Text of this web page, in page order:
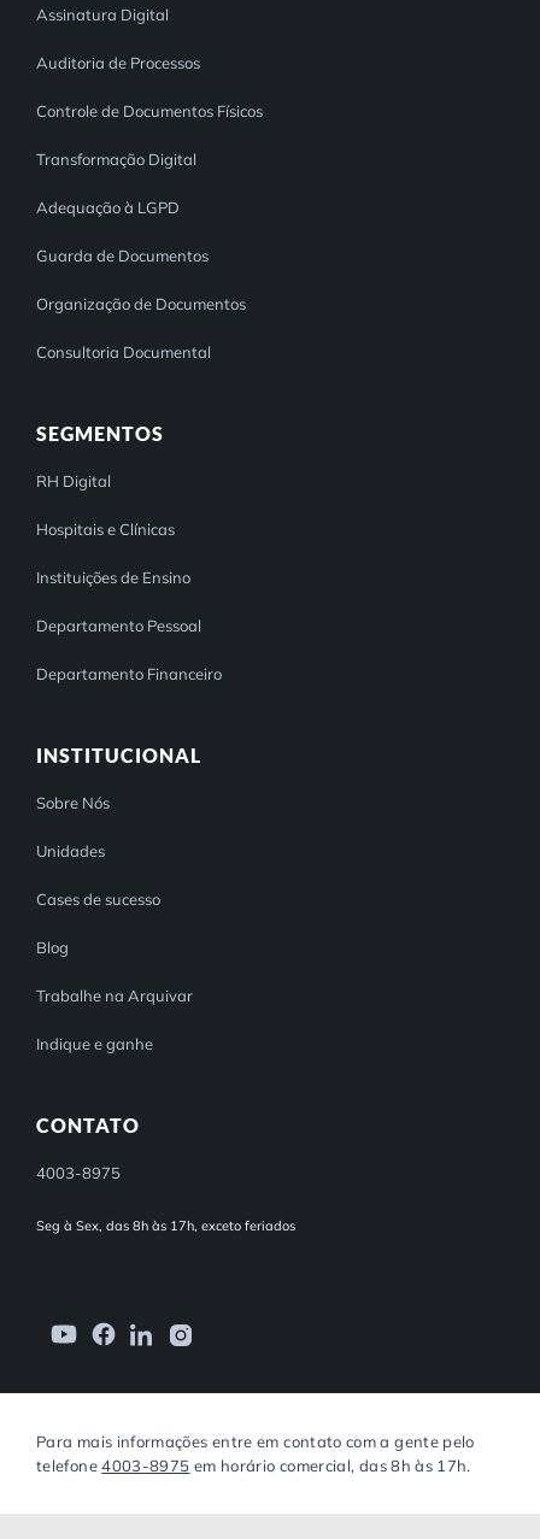
Assinatura Digital
Auditoria de Processos
Controle de Documentos Físicos
Transformação Digital
Adequação à LGPD
Guarda de Documentos
Organização de Documentos
Consultoria Documental
SEGMENTOS
RH Digital
Hospitais e Clínicas
Instituições de Ensino
Departamento Pessoal
Departamento Financeiro
INSTITUCIONAL
Sobre Nós
Unidades
Cases de sucesso
Blog
Trabalhe na Arquivar
Indique e ganhe
CONTATO
4003-8975
Seg à Sex, das 8h às 17h, exceto feriados
Para mais informações entre em contato com a gente pelo
telefone4003-8975 em horário comercial, das 8h às 17h.